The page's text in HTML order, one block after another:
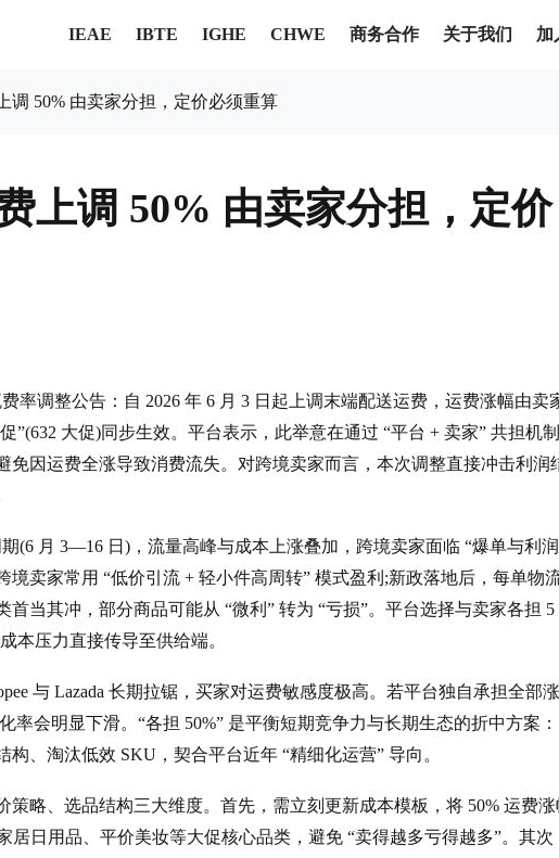
IEAE IBTE IGHE CHWE 商务合作 关于我们 加
调 50% 由卖家分担，定价必须重算
上调 50% 由卖家分担，定价
率调整公告：自 2026 年 6 月 3 日起上调末端配送运费，运费涨幅由卖
”(632 大促)同步生效。平台表示，此举意在通过 “平台 + 卖家” 共担机制
免因运费全涨导致消费流失。对跨境卖家而言，本次调整直接冲击利润
(6 月 3—16 日)，流量高峰与成本上涨叠加，跨境卖家面临 “爆单与利
卖家常用 “低价引流 + 轻小件高周转” 模式盈利;新政落地后，每单物
当其冲，部分商品可能从 “微利” 转为 “亏损”。平台选择与卖家各担 5
本压力直接传导至供给端。
与 Lazada 长期拉锯，买家对运费敏感度极高。若平台独自承担全部涨
率会明显下滑。“各担 50%” 是平衡短期竞争力与长期生态的折中方案
、淘汰低效 SKU，契合平台近年 “精细化运营” 导向。
略、选品结构三大维度。首先，需立刻更新成本模板，将 50% 运费涨
日用品、平价美妆等大促核心品类，避免 “卖得越多亏得越多”。其次